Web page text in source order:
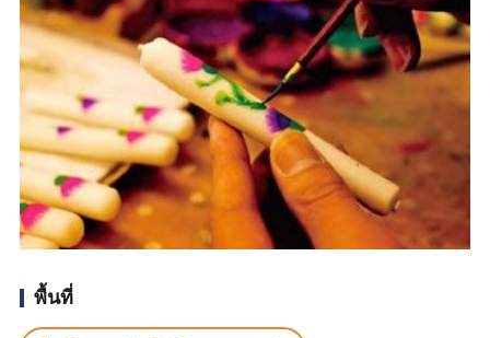
พื้นที่